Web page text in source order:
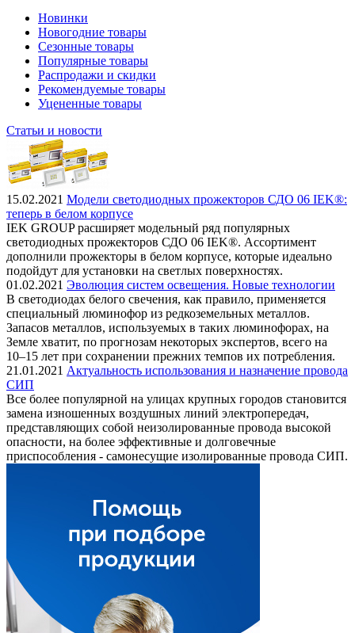
Новинки
Новогодние товары
Сезонные товары
Популярные товары
Распродажи и скидки
Рекомендуемые товары
Уцененные товары
Статьи и новости
15.02.2021 Модели светодиодных прожекторов СДО 06 IEK®:
теперь в белом корпусе
IEK GROUP расширяет модельный ряд популярных
светодиодных прожекторов СДО 06 IEK®. Ассортимент
дополнили прожекторы в белом корпусе, которые идеально
подойдут для установки на светлых поверхностях.
01.02.2021 Эволюция систем освещения. Новые технологии
В светодиодах белого свечения, как правило, применяется
специальный люминофор из редкоземельных металлов.
Запасов металлов, используемых в таких люминофорах, на
Земле хватит, по прогнозам некоторых экспертов, всего на
10–15 лет при сохранении прежних темпов их потребления.
21.01.2021 Актуальность использования и назначение провода
СИП
Все более популярной на улицах крупных городов становится
замена изношенных воздушных линий электропередач,
представляющих собой неизолированные провода высокой
опасности, на более эффективные и долговечные
приспособления - самонесущие изолированные провода СИП.